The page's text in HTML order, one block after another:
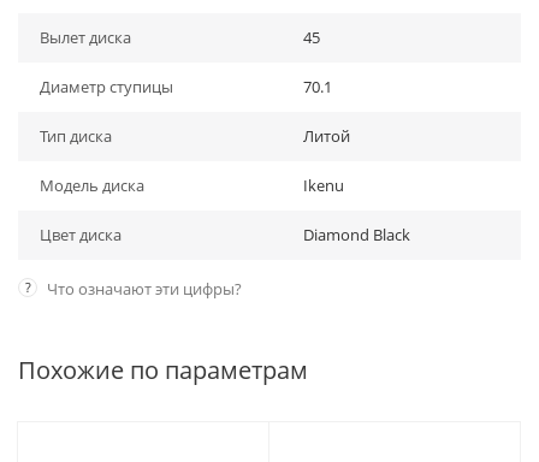
Вылет диска 45
Диаметр ступицы 70.1
Тип диска Литой
Модель диска Ikenu
Цвет диска Diamond Black
? Что означают эти цифры?
Похожие по параметрам